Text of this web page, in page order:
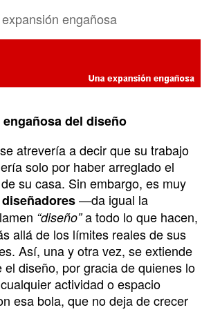
engañosaengañosa
del diseño
atrevería a decir que su trabajo
solo por haber arreglado el
su casa. Sin embargo, es muy
diseñadores—da igual la
“diseño”a todo lo que hacen,
allá de los límites reales de sus
Así, una y otra vez, se extiende
el diseño, por gracia de quienes lo
actividad o espacio
esa bola, que no deja de crecer